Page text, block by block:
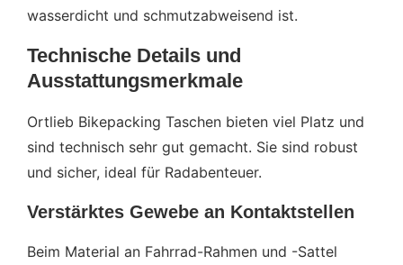
wasserdicht und schmutzabweisend ist.
Technische Details und
Ausstattungsmerkmale
Ortlieb Bikepacking Taschen bieten viel Platz und
sind technisch sehr gut gemacht. Sie sind robust
und sicher, ideal für Radabenteuer.
Verstärktes Gewebe an Kontaktstellen
Beim Material an Fahrrad-Rahmen und -Sattel